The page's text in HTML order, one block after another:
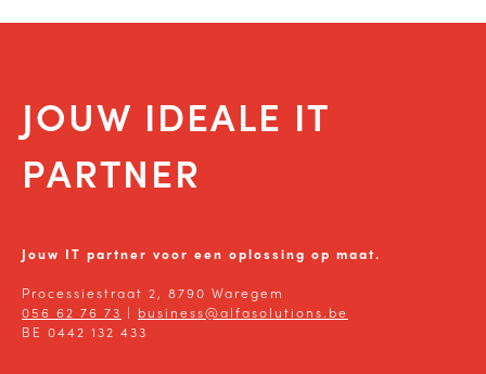
JOUW IDEALE IT
PARTNER
Jouw IT partner voor een oplossing op maat.
Processiestraat 2, 8790 Waregem
056 62 76 73 | business@alfasolutions.be
BE 0442 132 433